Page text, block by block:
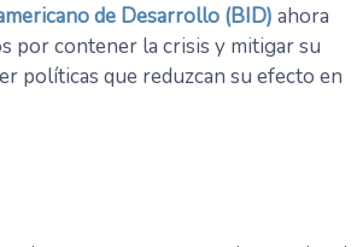
de Desarrollo (BID) ahora
por contener la crisis y mitigar su
políticas que reduzcan su efecto en